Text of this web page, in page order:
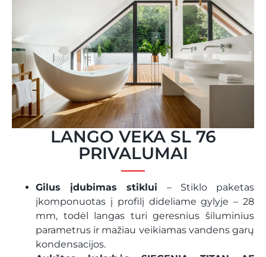
LANGO VEKA SL 76
PRIVALUMAI
Gilus įdubimas stiklui – Stiklo paketas
įkomponuotas į profilį dideliame gylyje – 28
mm, todėl langas turi geresnius šiluminius
parametrus ir mažiau veikiamas vandens garų
kondensacijos.